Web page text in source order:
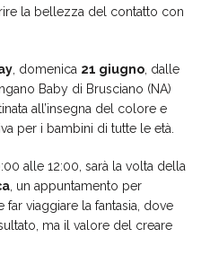
la bellezza del contatto con
, domenica 21 giugno , dalle
Baby di Brusciano (NA)
all’insegna del colore e
per i bambini di tutte le età.
alle 12:00, sarà la volta della
, un appuntamento per
far viaggiare la fantasia, dove
ma il valore del creare